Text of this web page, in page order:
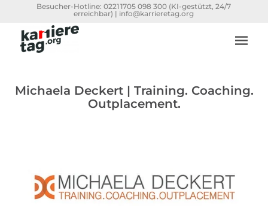
Besucher-Hotline:0221 1705 098 300 (KI-gestützt, 24/7
erreichbar) | info@karrieretag.org
Michaela Deckert | Training. Coaching.
Outplacement.